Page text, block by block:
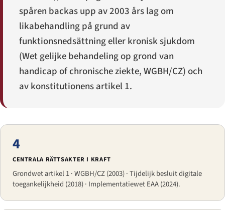
spåren backas upp av 2003 års lag om
likabehandling på grund av
funktionsnedsättning eller kronisk sjukdom
(Wet gelijke behandeling op grond van
handicap of chronische ziekte, WGBH/CZ) och
av konstitutionens artikel 1.
4
CENTRALA RÄTTSAKTER I KRAFT
Grondwet artikel 1 · WGBH/CZ (2003) · Tijdelijk besluit digitale
toegankelijkheid (2018) · Implementatiewet EAA (2024).